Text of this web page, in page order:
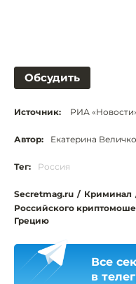
Обсудить
Источник: РИА
Автор: Екатерина Величко
Тег: Россия
Secretmag.ru / Криминал
Российского
Грецию
Все
в